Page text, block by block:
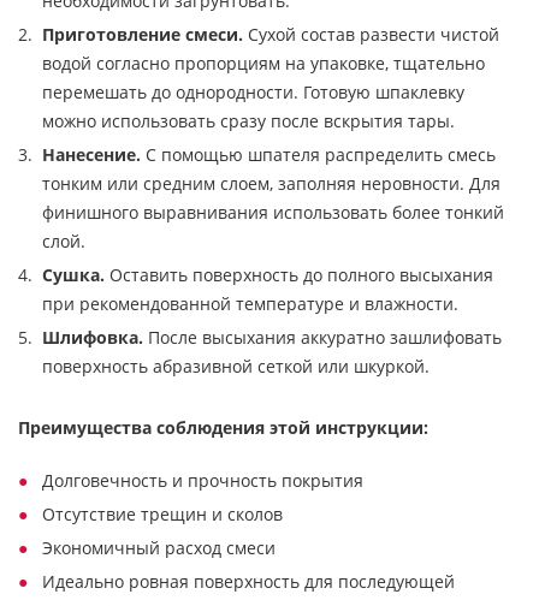
Приготовление смеси. Сухой состав развести чистой
водой согласно пропорциям на упаковке, тщательно
перемешать до однородности. Готовую шпаклевку
можно использовать сразу после вскрытия тары.
Нанесение. С помощью шпателя распределить смесь
тонким или средним слоем, заполняя неровности. Для
финишного выравнивания использовать более тонкий
слой.
Сушка. Оставить поверхность до полного высыхания
при рекомендованной температуре и влажности.
Шлифовка. После высыхания аккуратно зашлифовать
поверхность абразивной сеткой или шкуркой.
Преимущества соблюдения этой инструкции:
Долговечность и прочность покрытия
Отсутствие трещин и сколов
Экономичный расход смеси
Идеально ровная поверхность для последующей